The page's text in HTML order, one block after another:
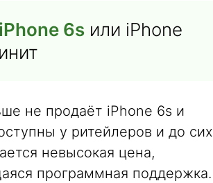
6s или iPhone
не продаёт iPhone 6s и
у ритейлеров и до сих
невысокая цена,
программная поддержка.